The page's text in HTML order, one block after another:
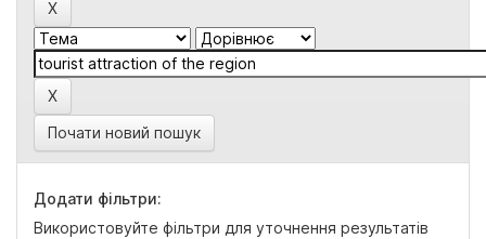
Почати новий пошук
Додати фільтри:
Використовуйте фільтри для уточнення результатів